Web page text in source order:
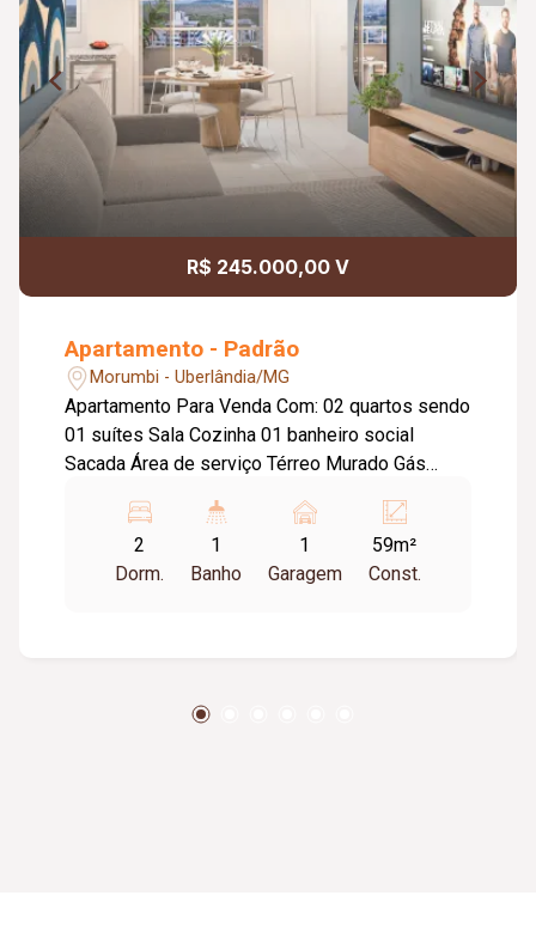
R$ 245.000,00 V
Apartamento - Padrão
Morumbi - Uberlândia/MG
Apartamento Para Venda Com: 02 quartos sendo
01 suítes Sala Cozinha 01 banheiro social
Sacada Área de serviço Térreo Murado Gás
Portaria com guarita Espaço Garden
2
Dorm.
1
Banho
1
Garagem
59m²
Const.